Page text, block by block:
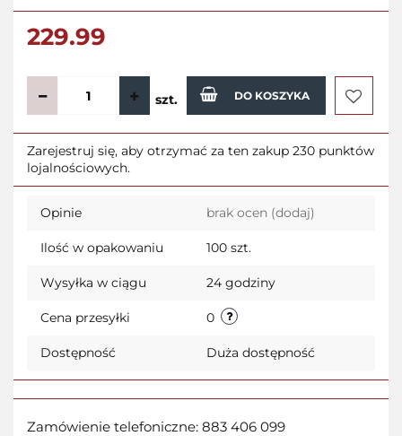
229.99
szt. DO KOSZYKA
Do
Zarejestruj się, aby otrzymać za ten zakup 230 punktów
lojalnościowych.
Opinie brak ocen (dodaj)
Ilość w opakowaniu 100 szt.
Wysyłka w ciągu 24 godziny
Cena przesyłki 0
Dostępność Duża dostępność
Zamówienie telefoniczne: 883 406 099